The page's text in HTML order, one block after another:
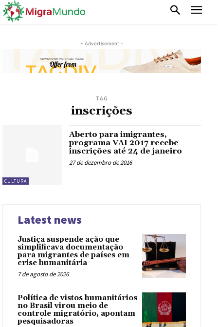
- Advertisement -
TAG
inscrições
CULTURA
Aberto para imigrantes,
programa VAI 2017 recebe
inscrições até 24 de janeiro
27 de dezembro de 2016
Latest news
Justiça suspende ação que
simplificava documentação
para migrantes de países em
crise humanitária
7 de agosto de 2026
Política de vistos humanitários
no Brasil virou meio de
controle migratório, apontam
pesquisadoras